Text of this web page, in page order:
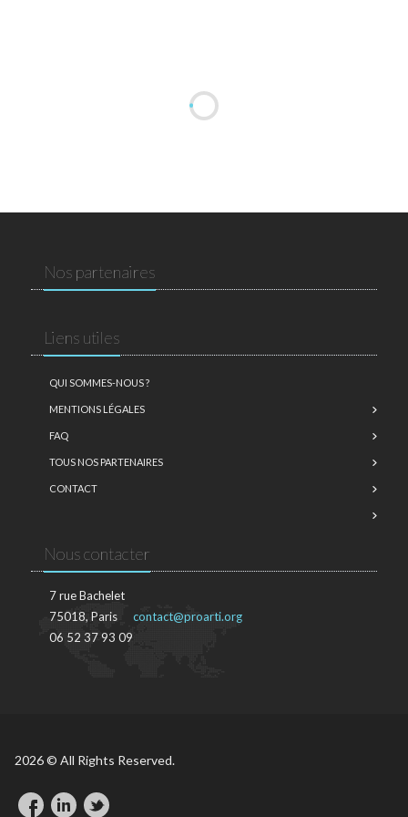
Nos partenaires
Liens utiles
QUI SOMMES-NOUS ?
MENTIONS LÉGALES
FAQ
TOUS NOS PARTENAIRES
CONTACT
Nous contacter
7 rue Bachelet
75018, Paris
06 52 37 93 09
contact@proarti.org
2026 © All Rights Reserved.